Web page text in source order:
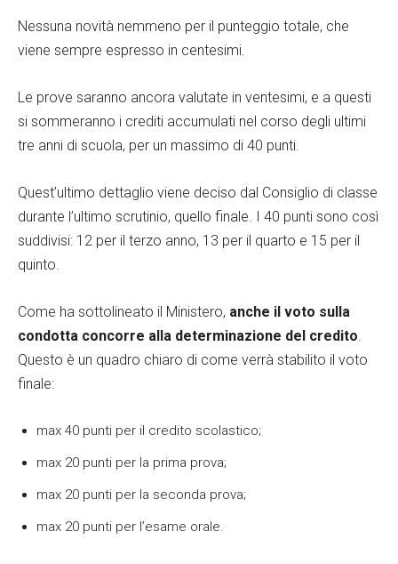
Nessuna novità nemmeno per il punteggio totale, che
viene sempre espresso in centesimi.
Le prove saranno ancora valutate in ventesimi, e a questi
si sommeranno i crediti accumulati nel corso degli ultimi
tre anni di scuola, per un massimo di 40 punti.
Quest’ultimo dettaglio viene deciso dal Consiglio di classe
durante l’ultimo scrutinio, quello finale. I 40 punti sono così
suddivisi: 12 per il terzo anno, 13 per il quarto e 15 per il
quinto.
Come ha sottolineato il Ministero, anche il voto sulla
condotta concorre alla determinazione del credito.
Questo è un quadro chiaro di come verrà stabilito il voto
finale:
max 40 punti per il credito scolastico;
max 20 punti per la prima prova;
max 20 punti per la seconda prova;
max 20 punti per l’esame orale.